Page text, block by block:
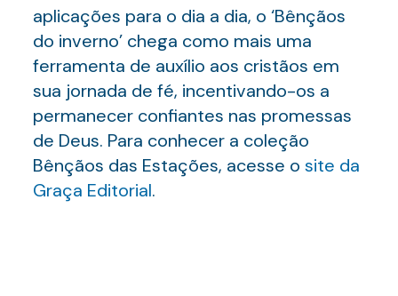
aplicações para o dia a dia, o ‘Bênçãos
do inverno’ chega como mais uma
ferramenta de auxílio aos cristãos em
sua jornada de fé, incentivando-os a
permanecer confiantes nas promessas
de Deus. Para conhecer a coleção
Bênçãos das Estações, acesse o site da
Graça Editorial.